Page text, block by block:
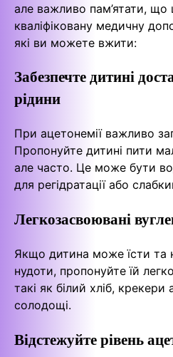
але важливо пам’ятати, що
кваліфіковану медичну
які ви можете вжити:
Забезпечте дитині
рідини
При ацетонемії важливо
Пропонуйте дитині пити
але часто. Це може бути
для регідратації або
Легкозасвоювані
Якщо дитина може їсти та
нудоти, пропонуйте їй
такі як білий хліб, крекери
солодощі.
Відстежуйте рівень